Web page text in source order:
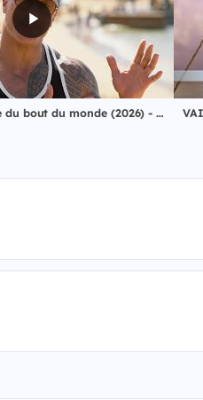
Vaiana, la légende du bout du monde (2026) - Reportage : Les coulisses | Disney